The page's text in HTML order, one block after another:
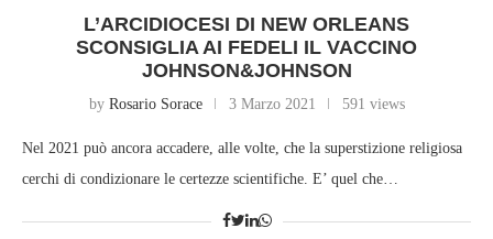
L’ARCIDIOCESI DI NEW ORLEANS
SCONSIGLIA AI FEDELI IL VACCINO
JOHNSON&JOHNSON
by Rosario Sorace 3 Marzo 2021 591 views
Nel 2021 può ancora accadere, alle volte, che la superstizione religiosa
cerchi di condizionare le certezze scientifiche. E’ quel che…